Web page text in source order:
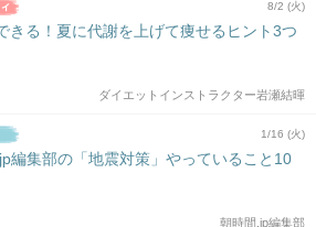
8/2 (火)
きる！夏に代謝を上げて痩せるヒント3つ
ダイエットインストラクター岩瀬結暉
1/16 (火)
編集部の「地震対策」やっていること10
朝時間.jp編集部